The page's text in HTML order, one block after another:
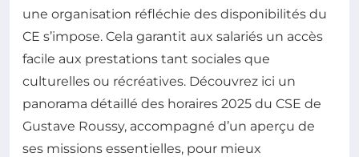
une organisation réfléchie des disponibilités du
CE s’impose. Cela garantit aux salariés un accès
facile aux prestations tant sociales que
culturelles ou récréatives. Découvrez ici un
panorama détaillé des horaires 2025 du CSE de
Gustave Roussy, accompagné d’un aperçu de
ses missions essentielles, pour mieux